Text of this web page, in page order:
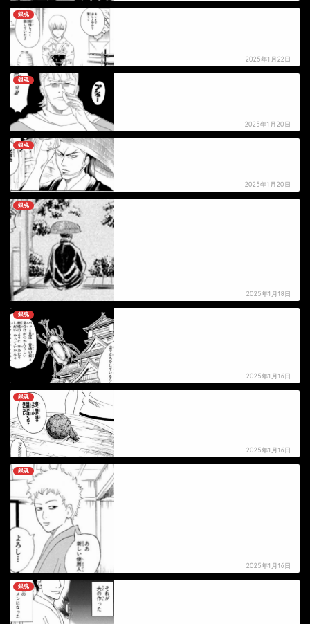
銀魂
2025年1月22日
銀魂
2025年1月20日
銀魂
2025年1月20日
銀魂
2025年1月18日
銀魂
2025年1月16日
銀魂
2025年1月16日
銀魂
2025年1月16日
銀魂